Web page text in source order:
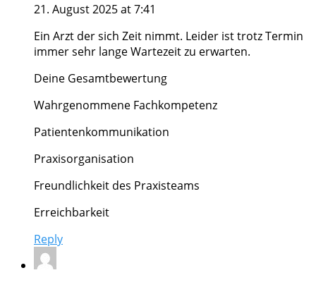
21. August 2025 at 7:41
Ein Arzt der sich Zeit nimmt. Leider ist trotz Termin
immer sehr lange Wartezeit zu erwarten.
Deine Gesamtbewertung
Wahrgenommene Fachkompetenz
Patientenkommunikation
Praxisorganisation
Freundlichkeit des Praxisteams
Erreichbarkeit
Reply